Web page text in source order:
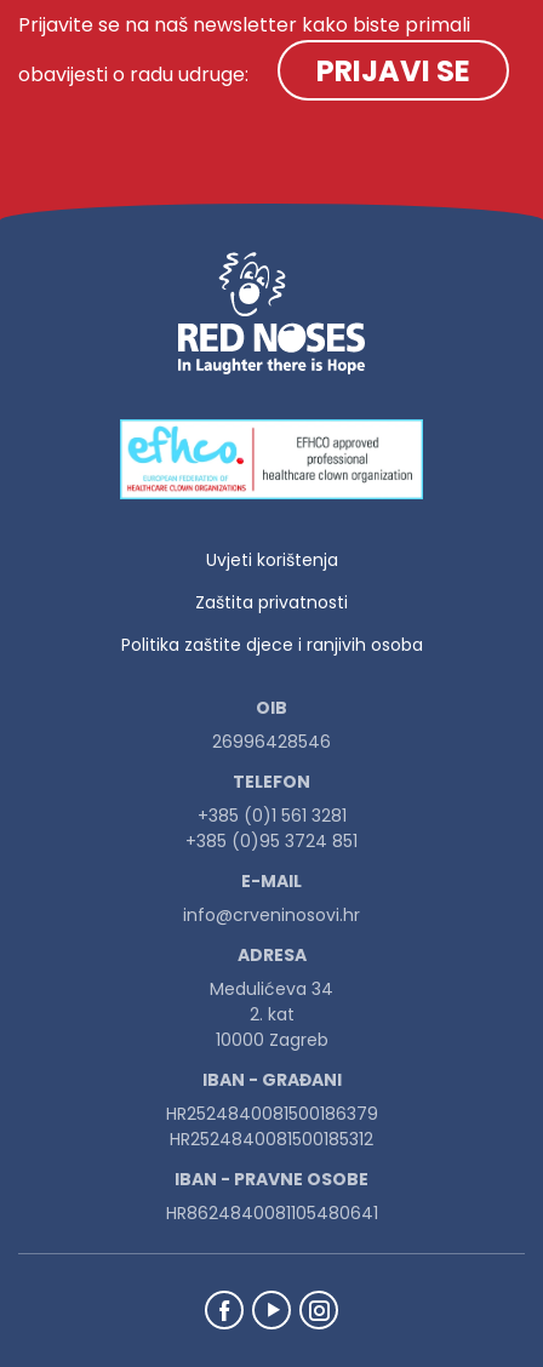
Prijavite se na naš newsletter kako biste primali
obavijesti o radu udruge:
PRIJAVI SE
Uvjeti korištenja
Zaštita privatnosti
Politika zaštite djece i ranjivih osoba
OIB
26996428546
TELEFON
+385 (0)1 561 3281
+385 (0)95 3724 851
E-MAIL
info@crveninosovi.hr
ADRESA
Medulićeva 34
2. kat
10000 Zagreb
IBAN - GRAĐANI
HR2524840081500186379
HR2524840081500185312
IBAN - PRAVNE OSOBE
HR8624840081105480641